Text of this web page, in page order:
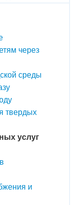
через
среды
твердых
услуг
и